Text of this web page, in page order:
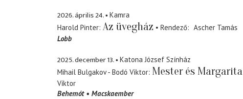
2026. április 24.
Kamra
Harold Pinter Az üvegház Rendező
Ascher Tamás
Lobb
2025. december 13.
Katona József Színház
Mihail Bulgakov - Bodó Viktor Mester és Margarita
Viktor
Behemót
Macskaember